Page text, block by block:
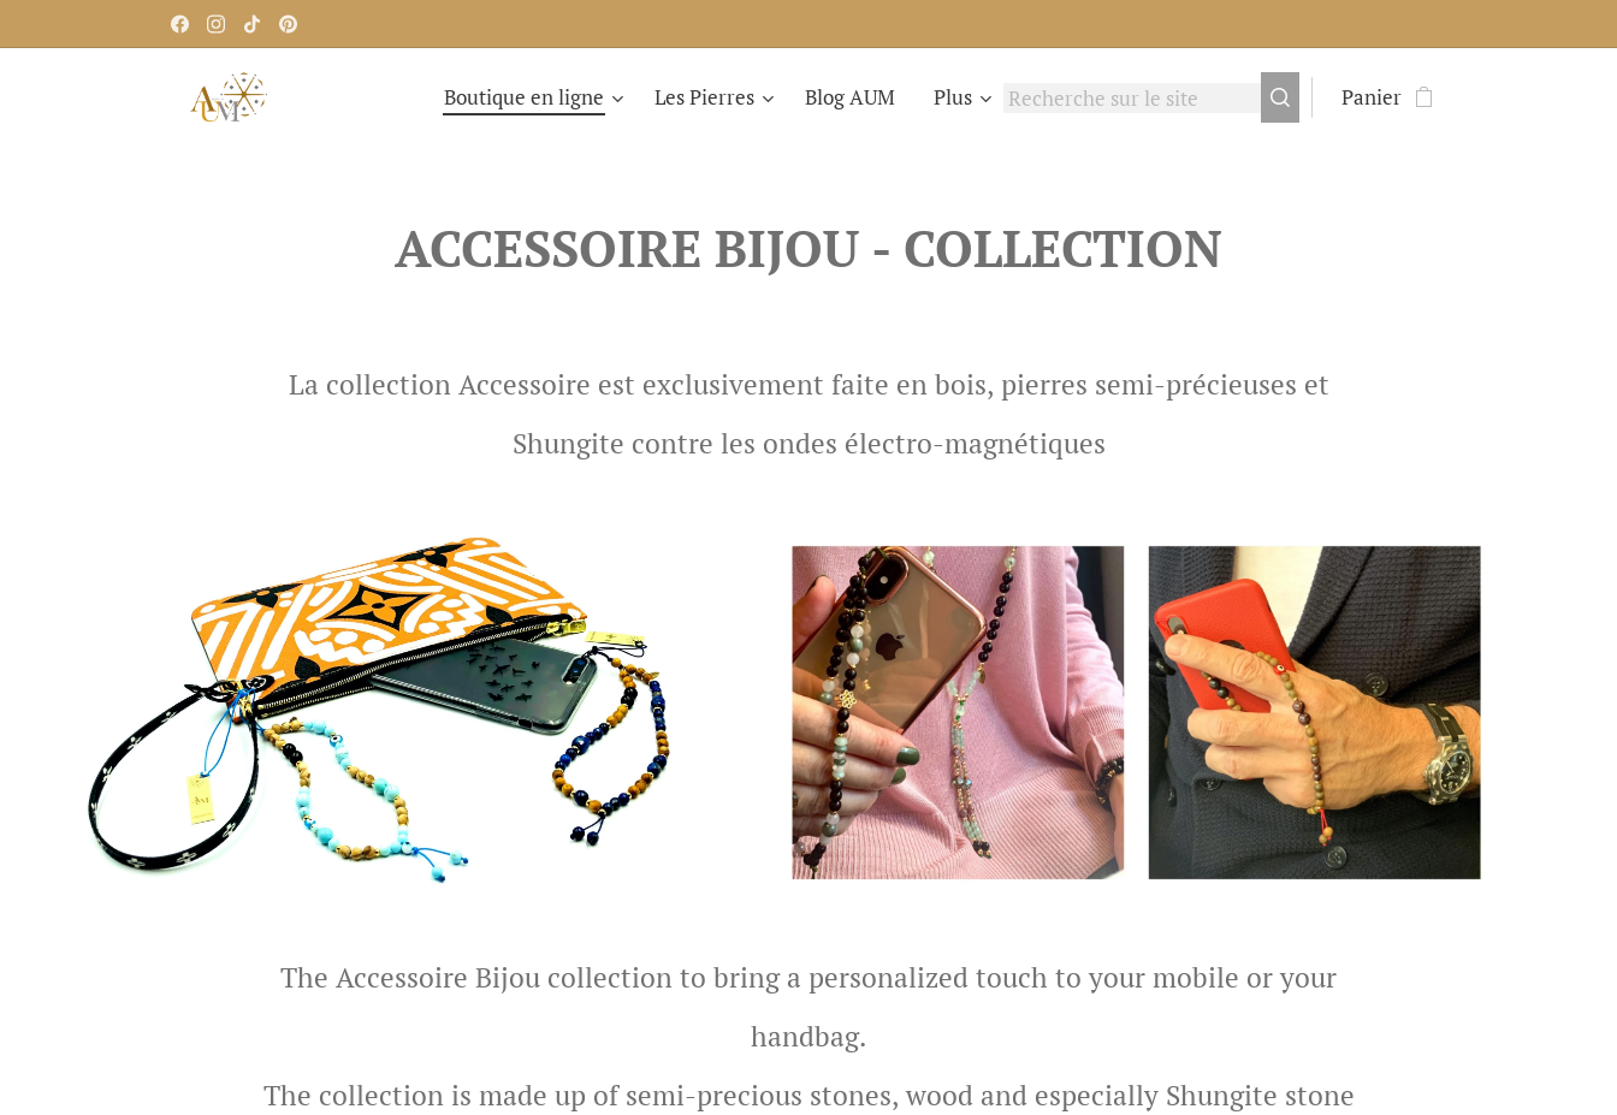
Boutique en ligne Les Pierres Blog AUM Plus Panier
ACCESSOIRE BIJOU - COLLECTION
La collection Accessoire est exclusivement faite en bois, pierres semi-précieuses et
Shungite contre les ondes électro-magnétiques
The Accessoire Bijou collection to bring a personalized touch to your mobile or your
handbag.
The collection is made up of semi-precious stones, wood and especially Shungite stone